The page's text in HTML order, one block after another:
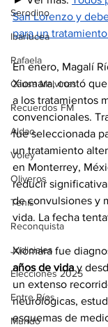
Serodino
Ibarlucea
Rafaela
Causa Malvinas
Recuerdos FM
Aldao
Voley
Oliveros
Tenis
Reconquista
Judiciales
Elecciones 2025
Entre Ríos
Mundo
San Lorenzo y
para un
En enero, Magalí
Xiomara, contó
a los tratamientos
convencionales.
fue seleccionada
un tratamiento
en Monterrey,
reducir
de convulsiones y
vida. La fecha
Xiomara fue
años de vida y
un extenso
neurológicas,
esquemas de